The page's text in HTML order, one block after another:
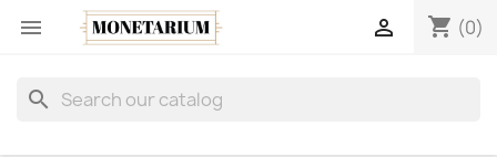
 shopping_cart (0)

search